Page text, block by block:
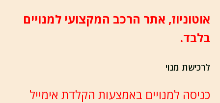
אוטוניוז, אתר הרכב המקצועי למנויים
בלבד.
לרכישת מנוי
כניסה למנויים באמצעות הקלדת אימייל